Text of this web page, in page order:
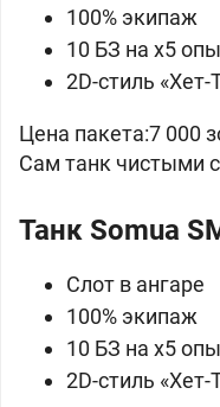
100% экипаж
10 БЗ на x5
2D-стиль «Хет-
Цена пакета:7 000
Сам танк чистыми
Танк Somua
Слот в ангаре
100% экипаж
10 БЗ на x5
2D-стиль «Хет-